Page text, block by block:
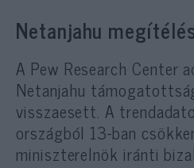
Netanjahu
A Pew Research Center
Netanjahu
visszaesett. A
országból 13-ban
miniszterelnök iránti